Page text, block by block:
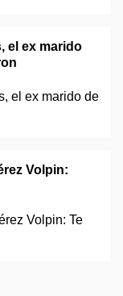
el ex marido
Volpin: